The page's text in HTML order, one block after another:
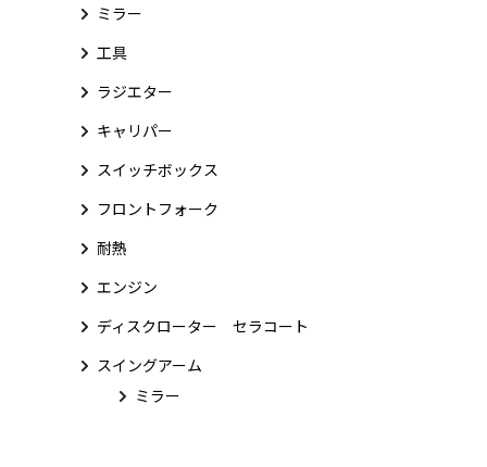
ミラー
工具
ラジエター
キャリパー
スイッチボックス
フロントフォーク
耐熱
エンジン
ディスクローター セラコート
スイングアーム
ミラー